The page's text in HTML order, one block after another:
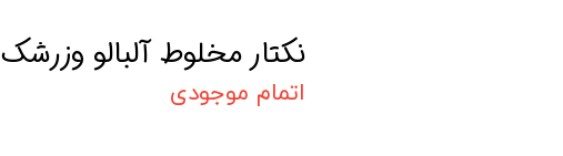
نکتار مخلوط آلبالو وزرشک 750میل سن ایچ
اتمام موجودی